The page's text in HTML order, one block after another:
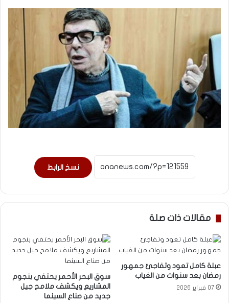
نسخ الرابط
مقالات ذات صلة
عبلة كامل تعود وتفاجئ جمهور
رمضان بعد سنوات من الغياب
07 فبراير 2026
سوق البحر الأحمر يحتفي بنجوم
المشاريع ويكشف ملامح جيل
جديد من صناع السينما